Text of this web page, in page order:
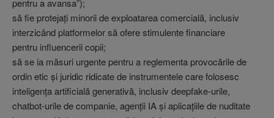
pentru a avansa”);
să fie protejaţi minorii de exploatarea comercială, inclusiv
interzicând platformelor să ofere stimulente financiare
pentru influencerii copii;
să se ia măsuri urgente pentru a reglementa provocările de
ordin etic şi juridic ridicate de instrumentele care folosesc
inteligenţa artificială generativă, inclusiv deepfake-urile,
chatbot-urile de companie, agenţii IA şi aplicaţiile de nuditate